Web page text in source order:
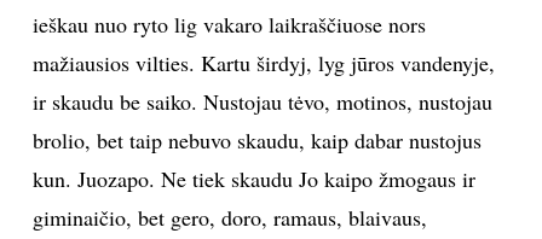
ieškau nuo ryto lig vakaro laikraščiuose nors
mažiausios vilties. Kartu širdyj, lyg jūros vandenyje,
ir skaudu be saiko. Nustojau tėvo, motinos, nustojau
brolio, bet taip nebuvo skaudu, kaip dabar nustojus
kun. Juozapo. Ne tiek skaudu Jo kaipo žmogaus ir
giminaičio, bet gero, doro, ramaus, blaivaus,